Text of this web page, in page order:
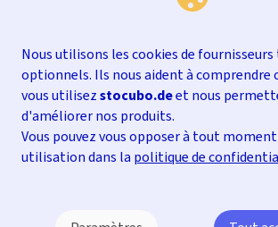
Nous utilisons les cookies de fournisseurs
optionnels. Ils nous aident à comprendre
vous utilisezstocubo.deet nous
d'améliorer nos produits.
Vous pouvez vous opposer à tout
utilisation dans la politique de